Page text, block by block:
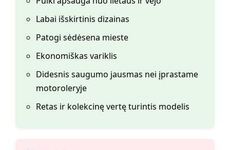
Labai išskirtinis dizainas
Patogi sėdėsena mieste
Ekonomiškas variklis
Didesnis saugumo jausmas nei įprastame
motoroleryje
Retas ir kolekcinę vertę turintis modelis